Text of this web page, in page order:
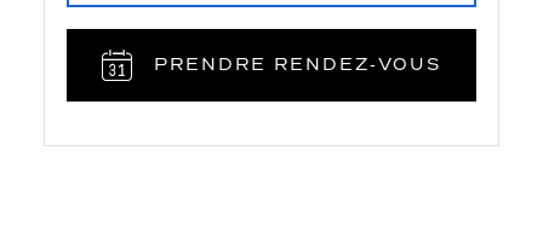
PRENDRE RENDEZ‑VOUS